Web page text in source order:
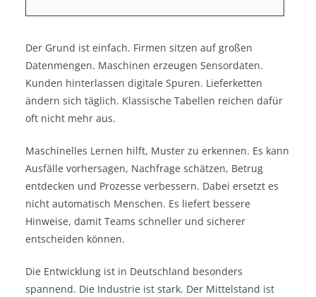
Der Grund ist einfach. Firmen sitzen auf großen
Datenmengen. Maschinen erzeugen Sensordaten.
Kunden hinterlassen digitale Spuren. Lieferketten
ändern sich täglich. Klassische Tabellen reichen dafür
oft nicht mehr aus.
Maschinelles Lernen hilft, Muster zu erkennen. Es kann
Ausfälle vorhersagen, Nachfrage schätzen, Betrug
entdecken und Prozesse verbessern. Dabei ersetzt es
nicht automatisch Menschen. Es liefert bessere
Hinweise, damit Teams schneller und sicherer
entscheiden können.
Die Entwicklung ist in Deutschland besonders
spannend. Die Industrie ist stark. Der Mittelstand ist